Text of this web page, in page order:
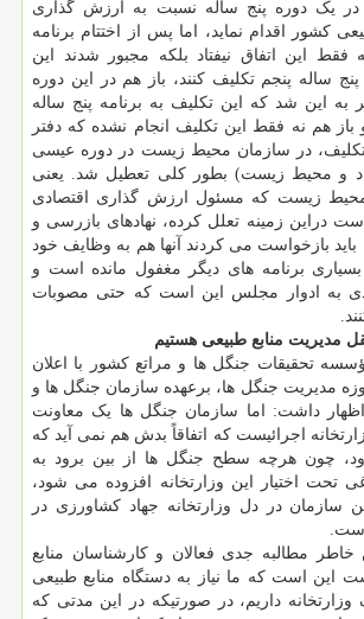
یک دوره پنج ساله نسبت به ارزش گذاری
کشور اقدام نماید، اما پس از اختتام برنامه
فقط این اتفاق نیفتاد بلکه مجبور شدند این
پنج ساله پنجم تکلیف کنند، باز هم در این دوره
به این شد که این تکلیف به برنامه پنج ساله
هم نه فقط این تکلیف انجام نشده که دفتر
در سازمان محیط زیست در دوره عیسی
و محیط زیست) بطور کلی تعطیل شد. یعنی
زیست که مسئول ارزش گذاری اقتصادی
دراین زمینه تعلل کرده، نهادهای بازرسی و
بازخواست می کردند آنها هم به وظایف خود
بسیاری برنامه های دیگر مغفول مانده است و
به ادوار مجلس این است که حتی مصوبات
مدیریت منابع طبیعی هستیم
تحقیقات جنگل ها و مراتع کشور با اعلان
از حوزه مدیریت جنگل ها، برعهده سازمان جنگل ها و
داشت: اما سازمان جنگل ها یک معاونت
اجرائیست که اتفاقاً بدش هم نمی آید که
چون هرچه سطح جنگل ها از بین برود به
تحت اختیار این وزارتخانه افزوده می شود،
سازمان در دل وزارتخانه جهاد کشاورزی در
مطالبه جدی فعالان و کارشناسان منابع
این است که ما نیاز به دستگاه منابع طبیعی
داریم، در صورتیکه در این مدتی که